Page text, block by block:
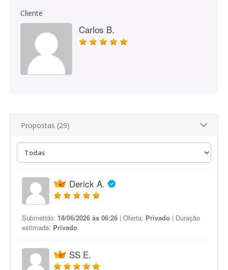
Cliente
Carlos B.
Propostas (29)
Derick A.
Submetido: 18/06/2026 às 06:26 | Oferta: Privado | Duração
estimada: Privado
SS E.